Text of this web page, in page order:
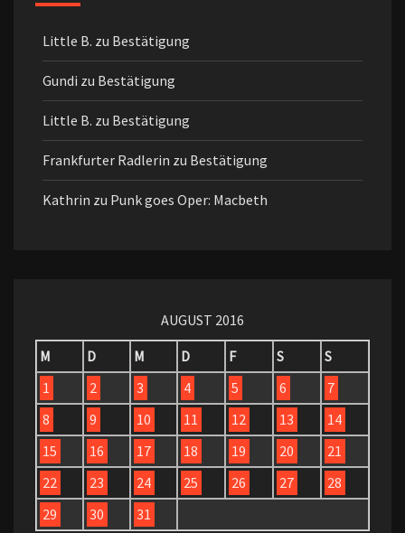
Little B. zu Bestätigung
Gundi zu Bestätigung
Little B. zu Bestätigung
Frankfurter Radlerin zu Bestätigung
Kathrin zu Punk goes Oper: Macbeth
AUGUST 2016
M
D M D F S
S
1
2 3 4 5 6
7
8
9 10 11 12 13
14
15
16 17 18 19 20
21
22
23 24 25 26 27
28
29
30
31